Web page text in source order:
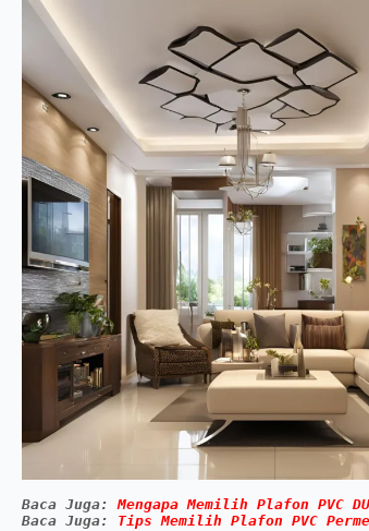
Baca Juga: Mengapa Memilih Plafon PVC
Baca Juga: Tips Memilih Plafon PVC